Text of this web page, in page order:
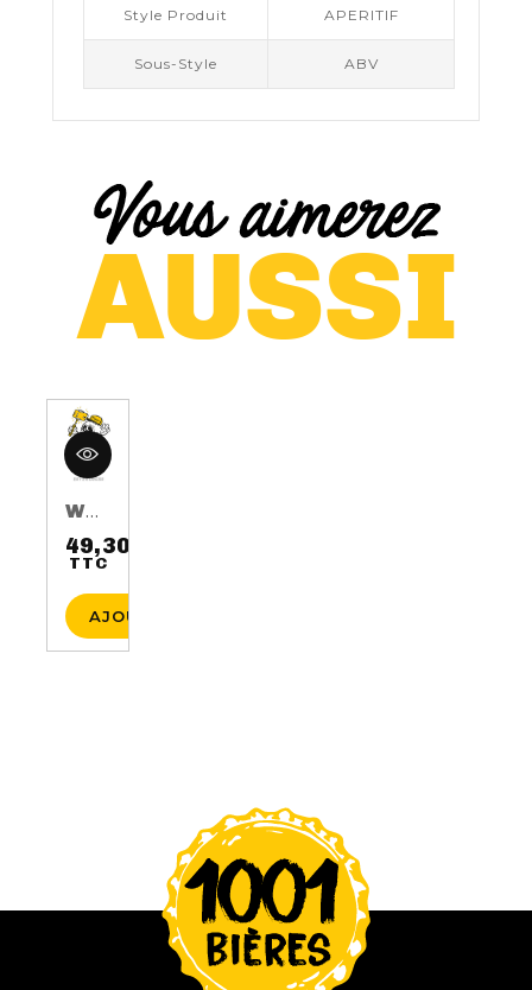
Style Produit APERITIF
Sous-Style ABV
WHISKY AUGUST 17TH 3 ANS 50CL 40%
49,30 €
TTCPrix
AJOUTER AU PANIER